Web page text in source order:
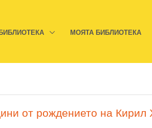
МОЯТА БИБЛИОТЕКА
от рождението на Кирил